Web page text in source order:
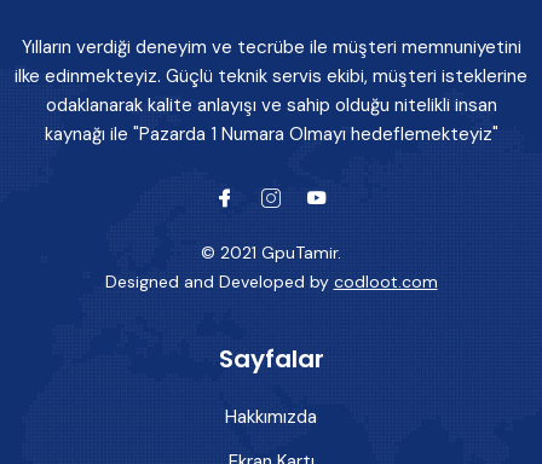
Yılların verdiği deneyim ve tecrübe ile müşteri memnuniyetini
ilke edinmekteyiz. Güçlü teknik servis ekibi, müşteri isteklerine
odaklanarak kalite anlayışı ve sahip olduğu nitelikli insan
kaynağı ile "Pazarda 1 Numara Olmayı hedeflemekteyiz"
© 2021 GpuTamir.
Designed and Developed by codloot.com
Sayfalar
Hakkımızda